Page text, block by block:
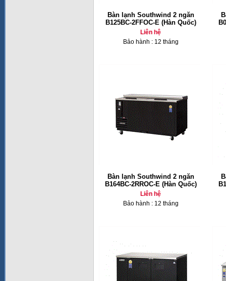
Bàn lạnh Southwind 2 ngăn
B125BC-2FFOC-E (Hàn Quốc)
Liên hệ
Bảo hành : 12 tháng
Bàn lạnh Southwind 2 ngăn
B164BC-2RROC-E (Hàn Quốc)
Liên hệ
Bảo hành : 12 tháng